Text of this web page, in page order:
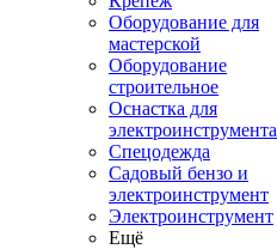
Оборудование для
мастерской
Оборудование
строительное
Оснастка для
электроинструмента
Спецодежда
Садовый бензо и
электроинструмент
Электроинструмент
Ещё